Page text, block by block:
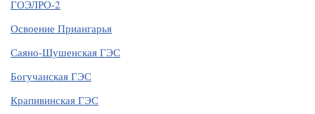
ГОЭЛРО-2
Освоение Приангарья
Саяно-Шушенская ГЭС
Богучанская ГЭС
Крапивинская ГЭС